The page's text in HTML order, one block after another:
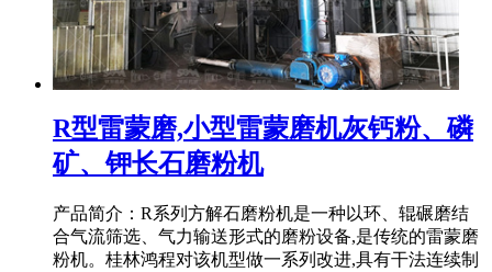
R型雷蒙磨,小型雷蒙磨机灰钙粉、磷
矿、钾长石磨粉机
产品简介：R系列方解石磨粉机是一种以环、辊碾磨结
合气流筛选、气力输送形式的磨粉设备,是传统的雷蒙磨
粉机。桂林鸿程对该机型做一系列改进,具有干法连续制